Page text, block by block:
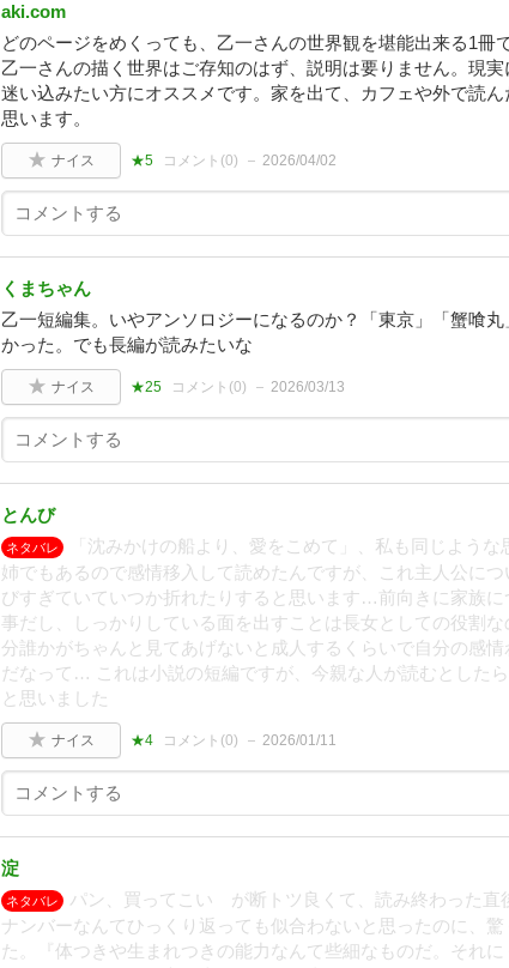
aki.com
どのページをめくっても、乙一さんの世界観を堪能出来る1冊
乙一さんの描く世界はご存知のはず、説明は要りません。現
迷い込みたい方にオススメです。家を出て、カフェや外で読
思います。
ナイス ★5 コメント(0) 2026/04/02
くまちゃん
乙一短編集。いやアンソロジーになるのか？「東京」「蟹喰
かった。でも長編が読みたいな
ナイス ★25 コメント(0) 2026/03/13
とんび
ネタバレ
「沈みかけの船より、愛をこめて」、私も同じような
姉でもあるので感情移入して読めたんですが、これ主人公に
びすぎていていつか折れたりすると思います…前向きに家族
事だし、しっかりしている面を出すことは長女としての役割
分誰かがちゃんと見てあげないと成人するくらいで自分の感
だなって… これは小説の短編ですが、今親な人が読むとした
と思いました
ナイス ★4 コメント(0) 2026/01/11
淀
ネタバレ
パン、買ってこい が断トツ良くて、読み終わった直
ナンバーなんてひっくり返っても似合わないと思ったのに、
た。『体つきや生まれつきの能力なんて些細なものだ。それ